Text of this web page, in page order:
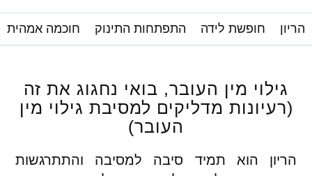
הריון חופשת לידה התפתחות התינוק חוכמה אמהית
גילוי מין העובר, בואי נחגוג את זה
(רעיונות מדליקים למסיבת גילוי מין
העובר)
הריון הוא תמיד סיבה למסיבה והתתרגשות